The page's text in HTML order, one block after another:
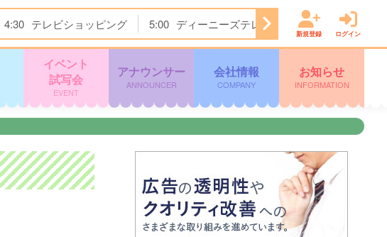
4:30 テレビショッピング 5:00 ディーニーズテレビショッピング
新規登録 ログイン
イベント
試写会
EVENT
アナウンサー
ANNOUNCER
会社情報
COMPANY
お知らせ
INFORMATION